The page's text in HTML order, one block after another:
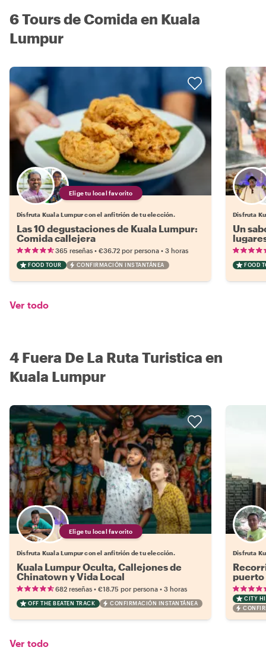
6 Tours de Comida en Kuala
Lumpur
Elige tu local favorito
Disfruta Kuala Lumpur con el anfitrión de tu elección.
Las 10 degustaciones de Kuala Lumpur:
Comida callejera
365 reseñas • €36.72 por persona • 3 horas
FOOD TOUR CONFIRMACIÓN INSTANTÁNEA
Disfruta
Un
FOOD
Ver todo
4 Fuera De La Ruta Turistica en
Kuala Lumpur
Elige tu local favorito
Disfruta Kuala Lumpur con el anfitrión de tu elección.
Kuala Lumpur Oculta, Callejones de
Chinatown y Vida Local
682 reseñas • €18.75 por persona • 3 horas
OFF THE BEATEN TRACK CONFIRMACIÓN INSTANTÁNEA
Disfruta
puerto
CITY
Ver todo